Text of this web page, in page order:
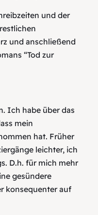
und der
und anschließend
“Tod zur
. Ich habe über das
mein
hat. Früher
leichter, ich
D.h. für mich mehr
gesündere
konsequenter auf